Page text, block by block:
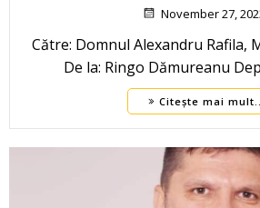
November 27,
Către: Domnul Alexandru Rafila,
De la: Ringo Dămureanu
Citește mai mult..